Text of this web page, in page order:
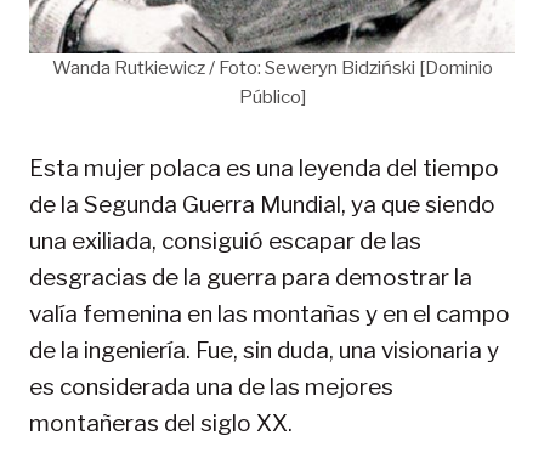
Wanda Rutkiewicz / Foto: Seweryn Bidziński [Dominio
Público]
Esta mujer polaca es una leyenda del tiempo
de la Segunda Guerra Mundial, ya que siendo
una exiliada, consiguió escapar de las
desgracias de la guerra para demostrar la
valía femenina en las montañas y en el campo
de la ingeniería. Fue, sin duda, una visionaria y
es considerada una de las mejores
montañeras del siglo XX.